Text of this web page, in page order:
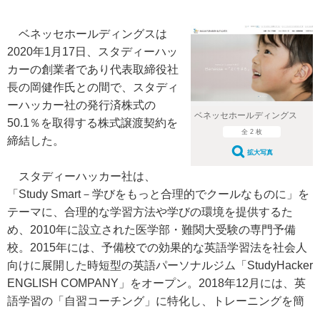
ベネッセホールディングス
全 2 枚
拡大写真
ベネッセホールディングスは
2020年1月17日、スタディーハッ
カーの創業者であり代表取締役社
長の岡健作氏との間で、スタディ
ーハッカー社の発行済株式の
50.1％を取得する株式譲渡契約を
締結した。
スタディーハッカー社は、
「Study Smart－学びをもっと合理的でクールなものに」を
テーマに、合理的な学習方法や学びの環境を提供するた
め、2010年に設立された医学部・難関大受験の専門予備
校。2015年には、予備校での効果的な英語学習法を社会人
向けに展開した時短型の英語パーソナルジム「StudyHacker
ENGLISH COMPANY」をオープン。2018年12月には、英
語学習の「自習コーチング」に特化し、トレーニングを簡